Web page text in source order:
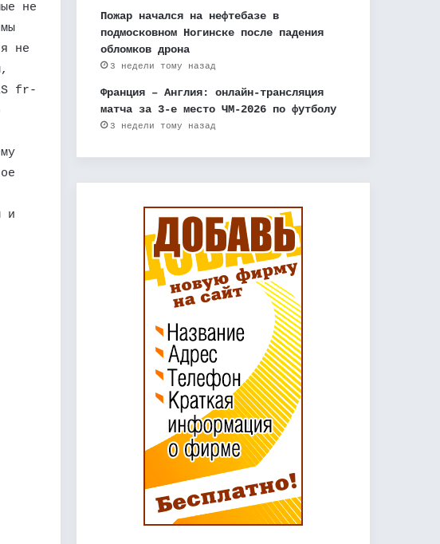
не
не
fr-
и
Пожар начался на нефтебазе в
подмосковном Ногинске после падения
обломков дрона
3 недели тому назад
Франция – Англия: онлайн-трансляция
матча за 3-е место ЧМ-2026 по футболу
3 недели тому назад